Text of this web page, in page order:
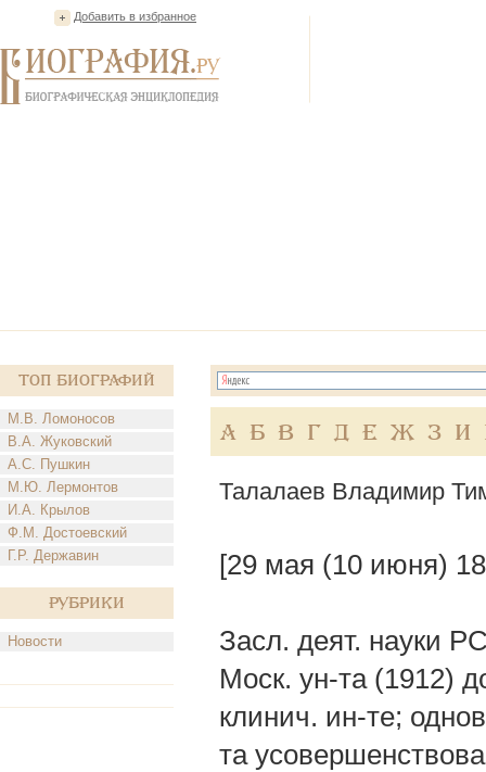
Добавить в избранное
Топ Биографий
М.В. Ломоносов
В.А. Жуковский
А.С. Пушкин
М.Ю. Лермонтов
И.А. Крылов
Ф.М. Достоевский
Г.Р. Державин
Рубрики
Новости
А Б В Г Д Е Ж З И
Талалаев Владимир
[29 мая (10 июня)
Засл. деят. науки
Моск. ун-та (1912)
клинич. ин-те;
та